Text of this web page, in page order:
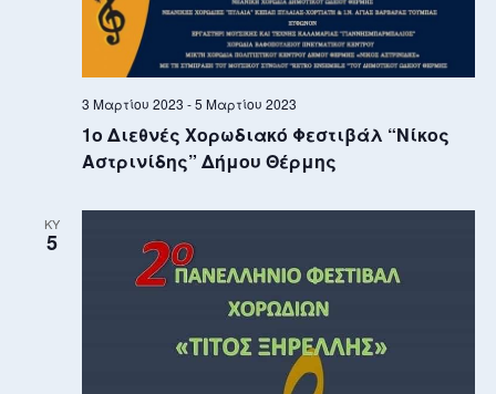
3 Μαρτίου 2023 -5 Μαρτίου 2023
1ο Διεθνές Χορωδιακό Φεστιβάλ “Νίκος
Αστρινίδης” Δήμου Θέρμης
ΚΥ
5